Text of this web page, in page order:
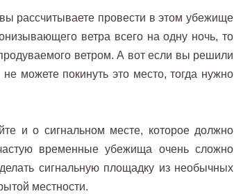
рассчитываете провести в этом убежище
ветра всего на одну ночь, то
ветром. А вот если вы решили
можете покинуть это место, тогда нужно
и о сигнальном месте, которое должно
временные убежища очень сложно
сигнальную площадку из необычных
местности.